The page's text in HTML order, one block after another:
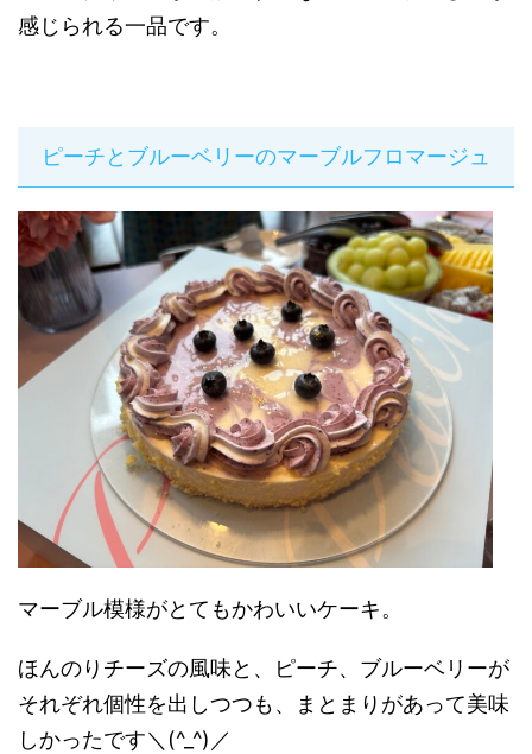
感じられる一品です。
ピーチとブルーベリーのマーブルフロマージュ
マーブル模様がとてもかわいいケーキ。
ほんのりチーズの風味と、ピーチ、ブルーベリーが
それぞれ個性を出しつつも、まとまりがあって美味
しかったです＼(^_^)／